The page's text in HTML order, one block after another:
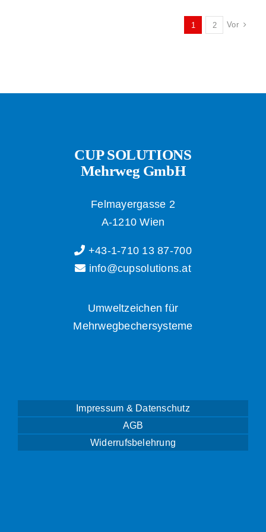
1 2 Vor
CUP SOLUTIONS
Mehrweg GmbH
Felmayergasse 2
A-1210 Wien
+43-1-710 13 87-700
info@cupsolutions.at
Umweltzeichen für
Mehrwegbechersysteme
Impressum & Datenschutz
AGB
Widerrufsbelehrung